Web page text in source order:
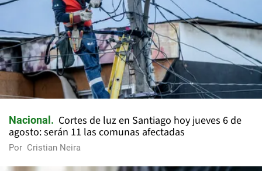
Nacional
Cortes de luz en Santiago hoy jueves 6 de
agosto: serán 11 las comunas afectadas
Por Cristian Neira